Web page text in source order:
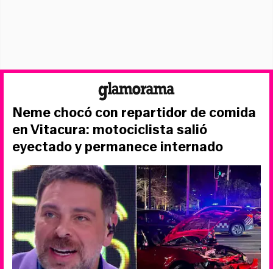
Neme chocó con repartidor de comida
en Vitacura: motociclista salió
eyectado y permanece internado